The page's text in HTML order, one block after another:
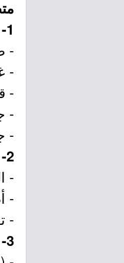
1- التحضير باللباس التالي:
-
-
-
-
-
2- ملف شفاف يسلم عند التحضير
-
-
-
3- أدوات مكتبية: